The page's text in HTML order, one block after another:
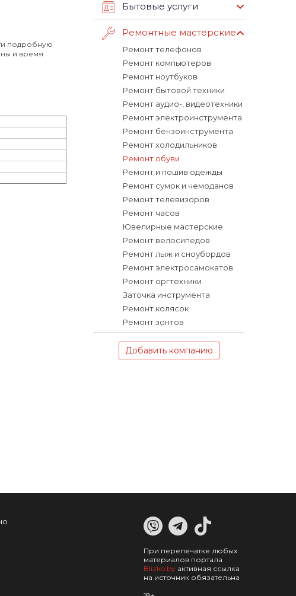
подробную
и время
Бытовые услуги
Ремонтные мастерские
Ремонт телефонов
Ремонт компьютеров
Ремонт ноутбуков
Ремонт бытовой техники
Ремонт аудио-, видеотехники
Ремонт электроинструмента
Ремонт бензоинструмента
Ремонт холодильников
Ремонт обуви
Ремонт и пошив одежды
Ремонт сумок и чемоданов
Ремонт телевизоров
Ремонт часов
Ювелирные мастерские
Ремонт велосипедов
Ремонт лыж и сноубордов
Ремонт электросамокатов
Ремонт оргтехники
Заточка инструмента
Ремонт колясок
Ремонт зонтов
Добавить компанию
При перепечатке любых
материалов портала
Blizko.by активная ссылка
на источник обязательна